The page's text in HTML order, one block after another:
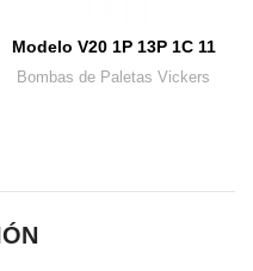
Modelo V20 1P 13P 1C 11
Bombas de Paletas Vickers